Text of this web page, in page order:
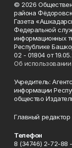
© 2026
района
Газета
Федеральной
информационных
Республике
02 - 01804 от
Об
Учредитель:
информации
общество
Главный
Телефон
8 (34746) 2-72-88